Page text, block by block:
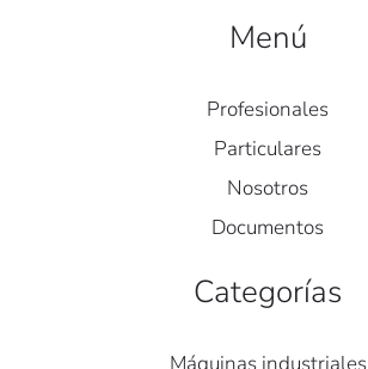
Menú
Profesionales
Particulares
Nosotros
Documentos
Categorías